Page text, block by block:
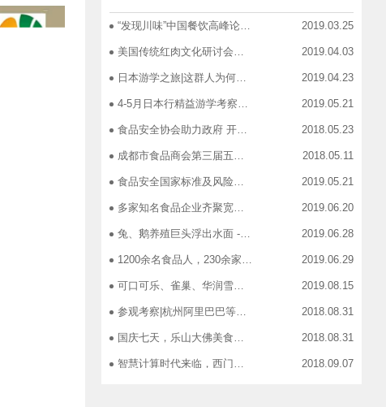
“发现川味”中国餐饮高峰论坛在蓉举办 2019.03.25
美国传统红肉文化研讨会在蓉召开 2019.04.03
日本游学之旅|这群人为何引得7-11总部5大高管集团出动 2019.04.23
4-5月日本行精益游学考察，探访标杆企业、解析成功密码 2019.05.21
食品安全协会助力政府 开展生产环节、流通环节、餐饮环节培训会 2018.05.23
成都市食品商会第三届五次常务理事会召开 2018.05.11
食品安全国家标准及风险管控培训——新都站、广汉站、简阳站 2019.05.21
多家知名食品企业齐聚宽窄巷子，助力“2019食品安全宣传周” 2019.06.20
兔、鹅养殖巨头浮出水面 ----新疆昆仑绿源亮相成都餐饮供应链展 引领绿色食材新高度 2019.06.28
1200余名食品人，230余家特色食品企业，50余家新零售平台齐聚成都“搞事情”！ 2019.06.29
可口可乐、雀巢、华润雪花、旺旺、百威、青岛啤酒，销售过亿的经销商等齐聚上海，只为2019中国快消品大会！ 2019.08.15
参观考察|杭州阿里巴巴等电商平台深度对接，仅剩3个名额！ 2018.08.31
国庆七天，乐山大佛美食展，卖到断货你怕了吗？ 2018.08.31
智慧计算时代来临，西门子助力传统产业数字化转型升级！ 2018.09.07